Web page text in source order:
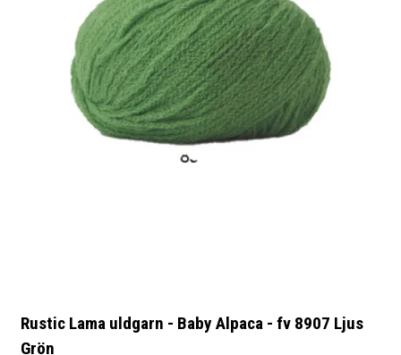
Rustic Lama uldgarn - Baby Alpaca - fv 8907 Ljus
Grön